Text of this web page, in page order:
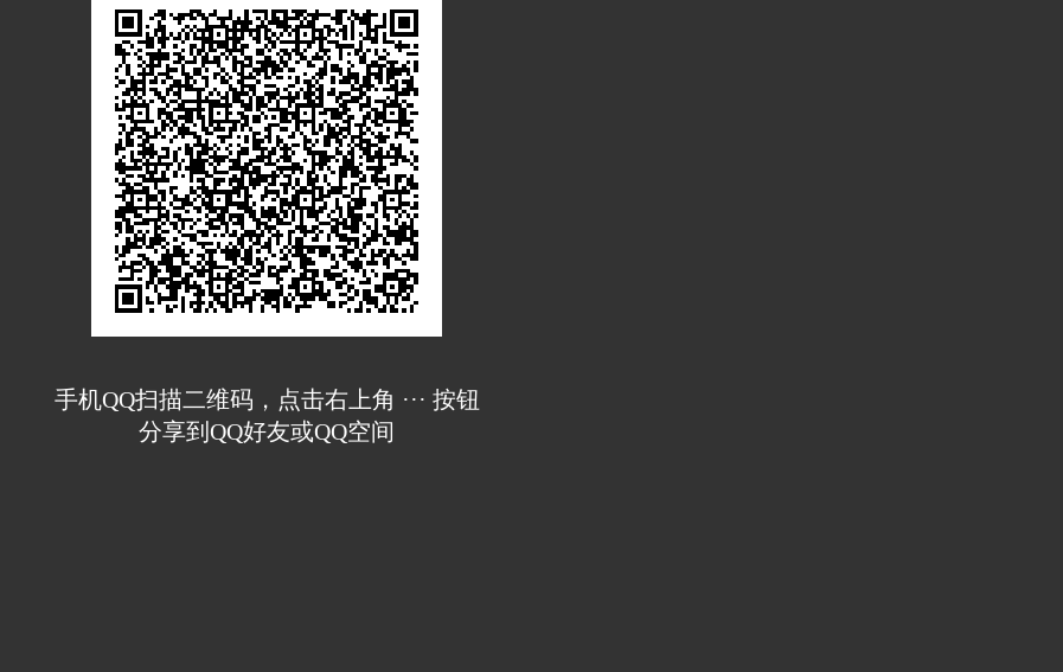
手机QQ扫描二维码，点击右上角 ··· 按钮
分享到QQ好友或QQ空间